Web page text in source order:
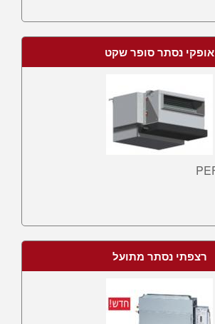
אופקי נסתר סופר שקט
רצפתי נסתר מתועל